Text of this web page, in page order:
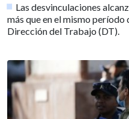
Las desvinculaciones
más que en el mismo período
Dirección del Trabajo (DT).